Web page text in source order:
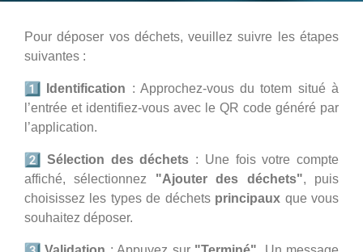
Pour déposer vos déchets, veuillez suivre les étapes
suivantes :
Identification : Approchez-vous du totem situé à
l’entrée et identifiez-vous avec le QR code généré par
l’application.
Sélection des déchets : Une fois votre compte
affiché, sélectionnez "Ajouter des déchets", puis
choisissez les types de déchets principaux que vous
souhaitez déposer.